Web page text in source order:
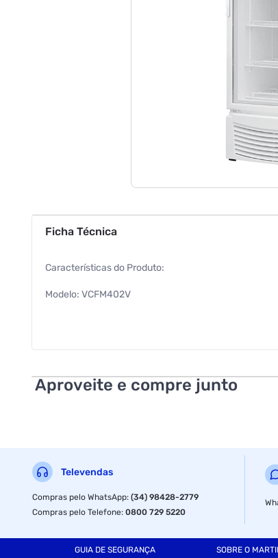
Ficha Técnica
Características do Produto:
Modelo: VCFM402V
Altura: 180 cm
Capacidade Total Líquida: 402 Litros
Quantidade de Portas: 1 Porta
Aproveite e compre junto
Televendas
Compras pelo WhatsApp:(34) 98428-2779
Compras pelo Telefone:0800 729 5220
GUIA DE SEGURANÇA SOBRE O